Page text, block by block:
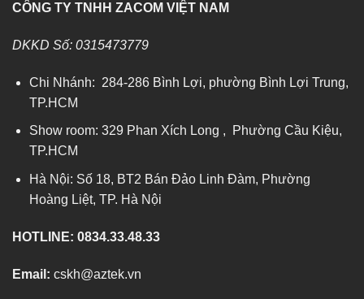
CÔNG TY TNHH ZACOM VIỆT NAM
DKKD Số: 0315473779
Chi Nhánh: 284-286 Bình Lợi, phường Bình Lợi Trung,
TP.HCM
Show room: 329 Phan Xích Long , Phường Cầu Kiệu,
TP.HCM
Hà Nội: Số 18, BT2 Bán Đảo Linh Đàm, Phường
Hoàng Liệt, TP. Hà Nội
HOTLINE: 0834.33.48.33
Email: cskh@aztek.vn